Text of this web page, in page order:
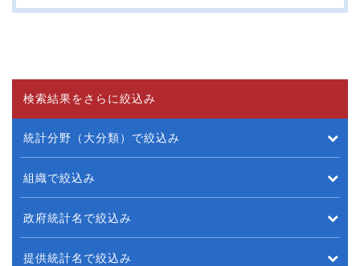
検索結果をさらに絞込み
統計分野（大分類）で絞込み
組織で絞込み
政府統計名で絞込み
提供統計名で絞込み